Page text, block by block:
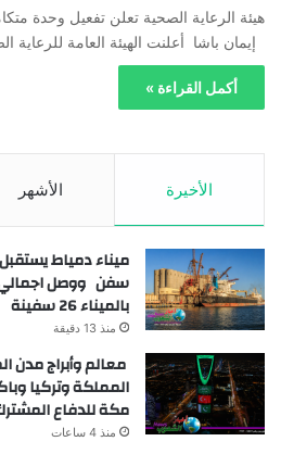
هيئة الرعاية الصحية تعلن تفعيل وحدة
إيمان باشا أعلنت الهيئة العامة للرعاية
أكمل القراءة »
الأخيرة الأشهر
سفن ووصل
بالميناء 26 سفينة
منذ 13 دقيقة
معالم وأبراج مدن
المملكة وتركيا
مكة للدفاع
منذ 4 ساعات